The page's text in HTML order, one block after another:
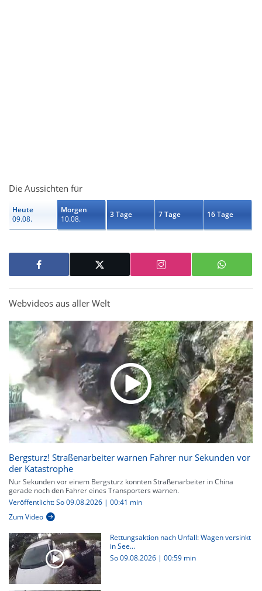
Die Aussichten für
Heute
09.08.
Morgen
10.08.
3 Tage 7 Tage 16 Tage
Webvideos aus aller Welt
Bergsturz! Straßenarbeiter warnen Fahrer nur Sekunden vor
der Katastrophe
Nur Sekunden vor einem Bergsturz konnten Straßenarbeiter in China
gerade noch den Fahrer eines Transporters warnen.
Veröffentlicht: So 09.08.2026 | 00:41 min
Zum Video
Rettungsaktion nach Unfall: Wagen versinkt
in See...
So 09.08.2026 | 00:59 min